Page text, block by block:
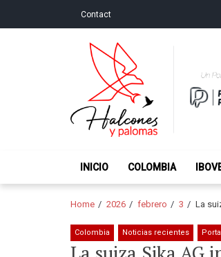
Contact
Halcones
INICIO COLOMBIA
Home 2026 febrero 3 La
Colombia Noticias recientes